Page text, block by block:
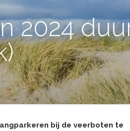
2024
bij de veerboten te